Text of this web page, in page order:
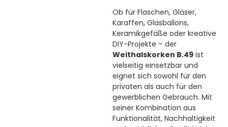
Ob für Flaschen, Gläser,
Karaffen, Glasballons,
Keramikgefäße oder kreative
DIY-Projekte – der
Weithalskorken B.49ist
vielseitig einsetzbar und
eignet sich sowohl für den
privaten als auch für den
gewerblichen Gebrauch. Mit
seiner Kombination aus
Funktionalität, Nachhaltigkeit